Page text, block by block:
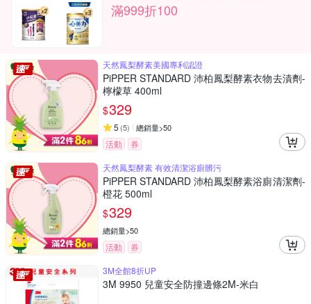
滿999折100
天然鳳梨酵素美國專利認證
PiPPER STANDARD 沛柏鳳梨酵素衣物去漬劑-
檸檬草 400ml
$329
5 (5) 總銷量>50
活動
券
天然鳳梨酵素 有效清潔浴廁髒污
PiPPER STANDARD 沛柏鳳梨酵素浴廁清潔劑-
橙花 500ml
$329
總銷量>50
活動
券
3M全館8折UP
3M 9950 兒童安全防撞邊條2M-米白